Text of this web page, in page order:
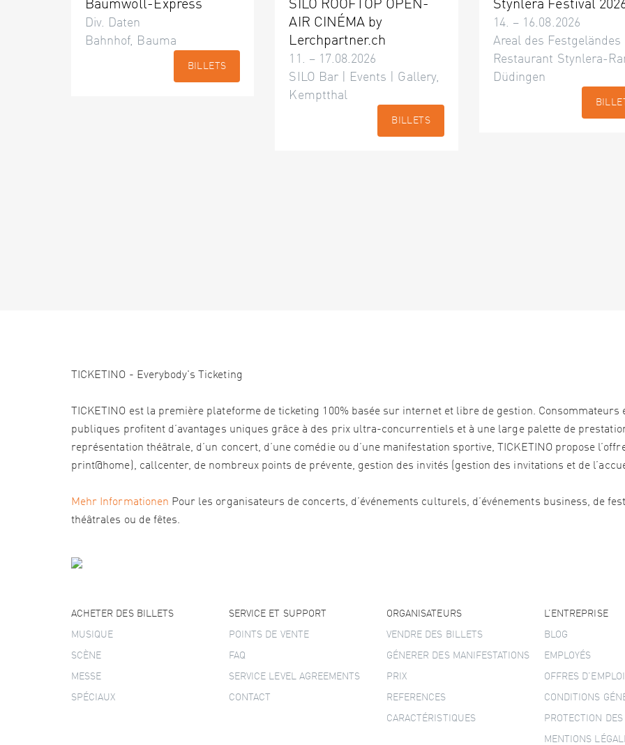
Baumwoll-Express
Div. Daten
Bahnhof, Bauma
BILLETS
SILO ROOFTOP OPEN-
AIR CINÉMA by
Lerchpartner.ch
11. – 17.08.2026
SILO Bar | Events | Gallery,
Kemptthal
BILLETS
Stynlera Festival
14. – 16.08.2026
Areal des Festgeländes
Restaurant Stynlera-
Düdingen
TICKETINO - Everybody's Ticketing
TICKETINO est la première plateforme de ticketing 100% basée sur internet et libre de gestion.
publiques profitent d’avantages uniques grâce à des prix ultra-concurrentiels et à une large palette de
représentation théâtrale, d’un concert, d’une comédie ou d’une manifestation sportive, TICKETINO propose
print@home), callcenter, de nombreux points de prévente, gestion des invités (gestion des invitations et de
Mehr Informationen Pour les organisateurs de concerts, d’événements culturels, d’événements business, de
théâtrales ou de fêtes.
ACHETER DES BILLETS
MUSIQUE
SCÈNE
MESSE
SPÉCIAUX
SERVICE ET SUPPORT
POINTS DE VENTE
FAQ
SERVICE LEVEL AGREEMENTS
CONTACT
ORGANISATEURS
VENDRE DES BILLETS
GÉNERER DES MANIFESTATIONS
PRIX
REFERENCES
CARACTÉRISTIQUES
L’ENTREPRISE
BLOG
EMPLOYÉS
OFFRES D’EMPLOI
CONDITIONS
PROTECTION
MENTIONS